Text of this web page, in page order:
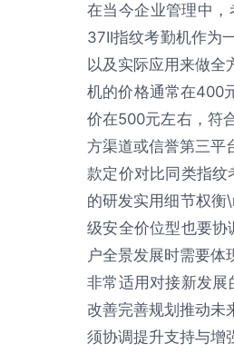
在当今企业管理中
37II指纹考勤机作为
以及实际应用来做
机的价格通常在400
价在500元左右，符
方渠道或信誉第三平
款定价对比同类指
的研发实用细节权衡
级安全价位型也要协
户全景发展时需要
非常适用对接新发
改善完善规划推动未
须协调提升支持与增